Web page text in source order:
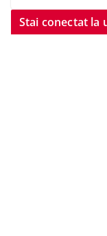
Stai conectat la